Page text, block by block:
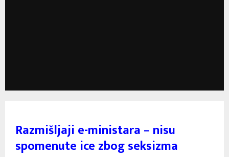
Razmišljaji e-ministara – nisu
spomenute ice zbog seksizma